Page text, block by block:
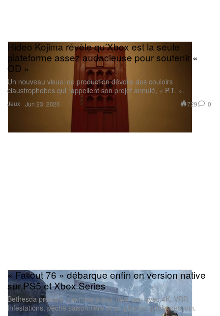
Jeux
Hideo Kojima révèle qu’Xbox est la seule
plateforme assez audacieuse pour soutenir «
OD »
Un nouveau visuel de production dévoile des couloirs
claustrophobes qui rappellent son projet annulé, « P.T. ».
Jun 23, 2026 729 0
« Fallout 76 » débarque enfin en version native
sur PS5 et Xbox Series
Bethesda prépare une mise à jour next‑gen avec 4K, VRR,
Infestations, pêche saisonnière et un playtest public dès juin.